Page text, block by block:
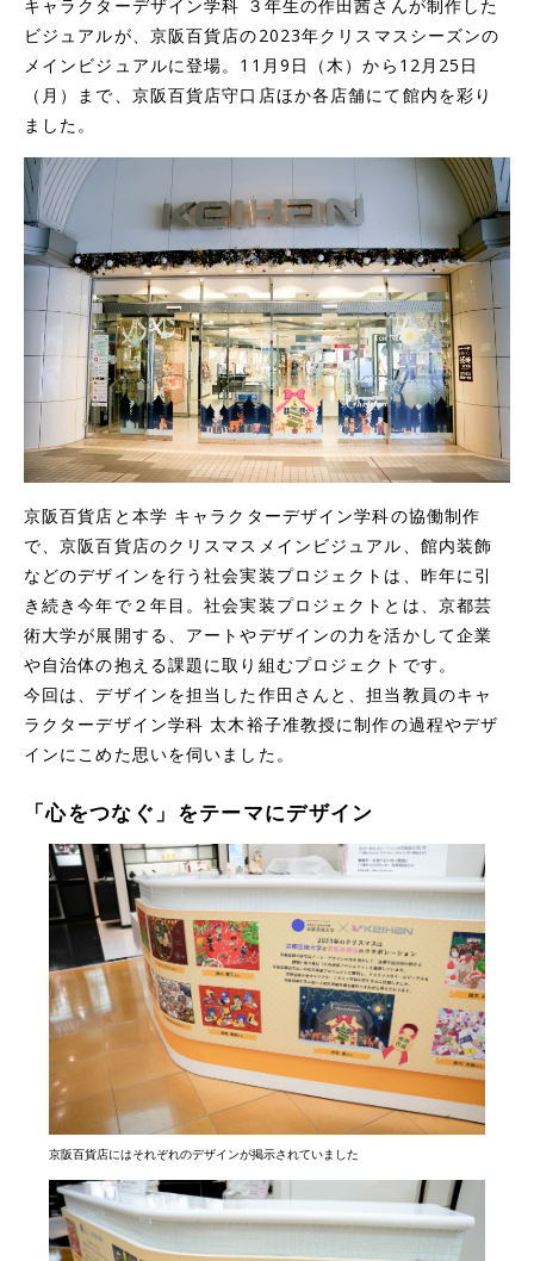
キャラクターデザイン学科 ３年生の作田茜さんが制作した
ビジュアルが、京阪百貨店の2023年クリスマスシーズンの
メインビジュアルに登場。11月9日（木）から12月25日
（月）まで、京阪百貨店守口店ほか各店舗にて館内を彩り
ました。
京阪百貨店と本学 キャラクターデザイン学科の協働制作
で、京阪百貨店のクリスマスメインビジュアル、館内装飾
などのデザインを行う社会実装プロジェクトは、昨年に引
き続き今年で２年目。社会実装プロジェクトとは、京都芸
術大学が展開する、アートやデザインの力を活かして企業
や自治体の抱える課題に取り組むプロジェクトです。
今回は、デザインを担当した作田さんと、担当教員のキャ
ラクターデザイン学科 太木裕子准教授に制作の過程やデザ
インにこめた思いを伺いました。
「心をつなぐ」をテーマにデザイン
京阪百貨店にはそれぞれのデザインが掲示されていました